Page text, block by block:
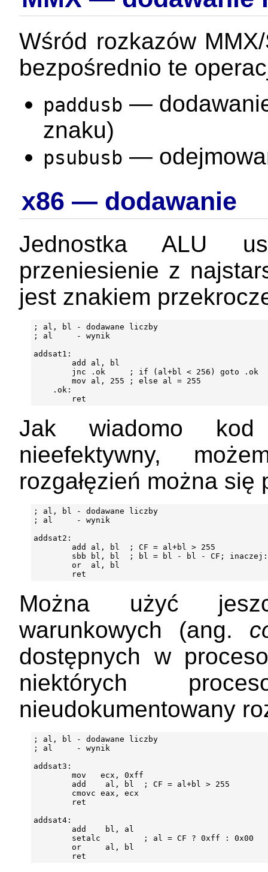
Wśród rozkazów
bezpośrednio te
paddusb —
znaku)
psubusb —
x86 — dodawanie
Jednostka ALU
przeniesienie z
jest znakiem
; al, bl - dodawane liczby
; al     - wynik
addsat1:
        add al, bl
        jnc .ok     ; if (al+bl < 256) goto .ok
        mov al, 255 ; else al = 255
    .ok:
Jak wiadomo kod
nieefektywny,
rozgałęzień można się
; al, bl - dodawane liczby
; al     - wynik
addsat2:
        add al, bl  ; CF = al+bl > 255
sbb bl, bl  ; bl = bl - bl - CF;
        or  al, bl
Można użyć
warunkowych (ang.
dostępnych w
niektórych
nieudokumentowany
; al, bl - dodawane liczby
; al     - wynik
addsat3:
        mov   ecx, 0xff
        add    al, bl  ; CF = al+bl > 255
        cmovc eax, ecx
        ret
addsat4:
        add    bl, al
        setalc         ; al = CF ? 0xff : 0x00
        or     al, bl